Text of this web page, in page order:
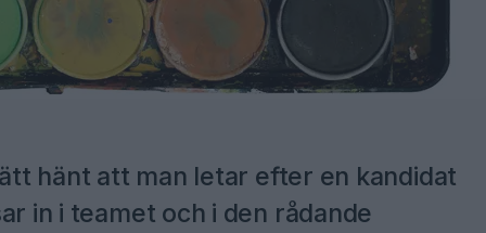
hänt att man letar efter en kandidat
in i teamet och i den rådande